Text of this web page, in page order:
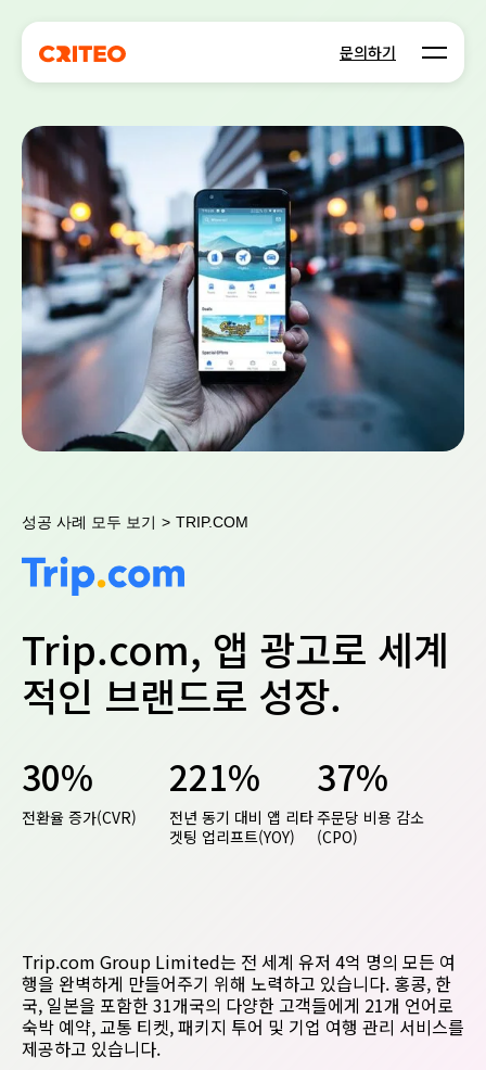
문의하기 Open
성공 사례 모두 보기 > TRIP.COM
Trip.com, 앱 광고로 세계
적인 브랜드로 성장.
30%
전환율 증가(CVR)
221%
전년 동기 대비 앱 리타
겟팅 업리프트(YOY)
37%
주문당 비용 감소
(CPO)
Trip.com Group Limited는 전 세계 유저 4억 명의 모든 여
행을 완벽하게 만들어주기 위해 노력하고 있습니다. 홍콩, 한
국, 일본을 포함한 31개국의 다양한 고객들에게 21개 언어로
숙박 예약, 교통 티켓, 패키지 투어 및 기업 여행 관리 서비스를
제공하고 있습니다.